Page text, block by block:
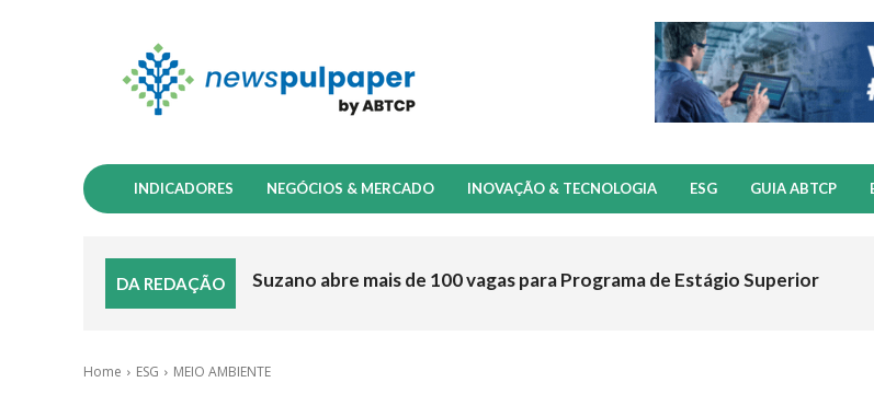
INDICADORES NEGÓCIOS & MERCADO INOVAÇÃO & TECNOLOGIA ESG GUIA ABTCP
DA REDAÇÃO Suzano abre mais de 100 vagas para Programa de Estágio Superior
Home ESG MEIO AMBIENTE